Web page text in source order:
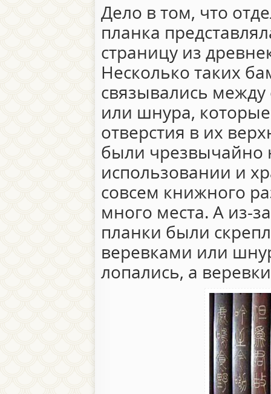
Дело в том, что
планка
страницу из
Несколько таких
связывались
или шнура,
отверстия в их
были чрезвычайно
использовании и
совсем книжного
много места. А из-
планки были
веревками или
лопались, а